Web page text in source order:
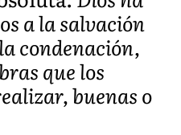
a la salvación
condenación,
que los
buenas o